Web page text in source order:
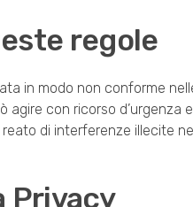
regole
in modo non conforme
agire con ricorso
di interferenze illecite
Privacy